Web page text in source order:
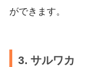
ができます。
3. サルワカ